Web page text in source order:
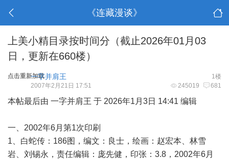
《连藏漫谈》
上美小精目录按时间分（截止2026年01月03
日，更新在660楼）
点击重新加载 1楼
一字并肩王
245019 681
2007年2月21日 17:51
本帖最后由 一字并肩王 于 2026年1月3日 14:41 编辑
一、2002年6月第1次印刷
1、白蛇传：186图，编文：良士，绘画：赵宏本、林雪
岩、刘锡永，责任编辑：庞先健，印张：3.8，2002年6月